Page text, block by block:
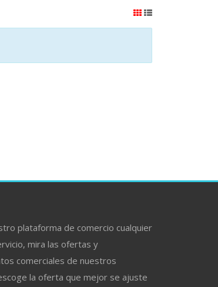
plataforma de comercio cualquier
mira las ofertas y
comerciales de nuestros
la oferta que mejor se ajuste